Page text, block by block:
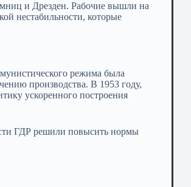
и Дрезден. Рабочие вышли на
нестабильности, которые
режима была
производства. В 1953 году,
ускоренного построения
ГДР решили повысить нормы